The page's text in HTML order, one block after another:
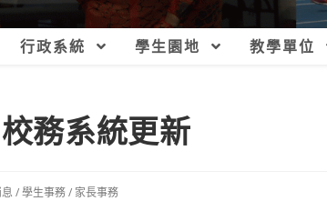
行政系統 學生園地 教學單位
務系統更新
/學生事務/ 家長事務